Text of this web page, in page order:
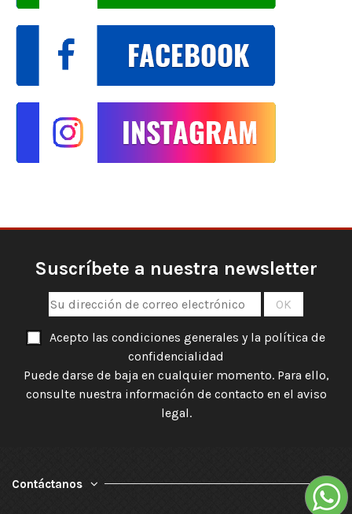
Suscríbete a nuestra newsletter
Acepto las condiciones generales y la política de
confidencialidad
Puede darse de baja en cualquier momento. Para ello,
consulte nuestra información de contacto en el aviso
legal.
Contáctanos